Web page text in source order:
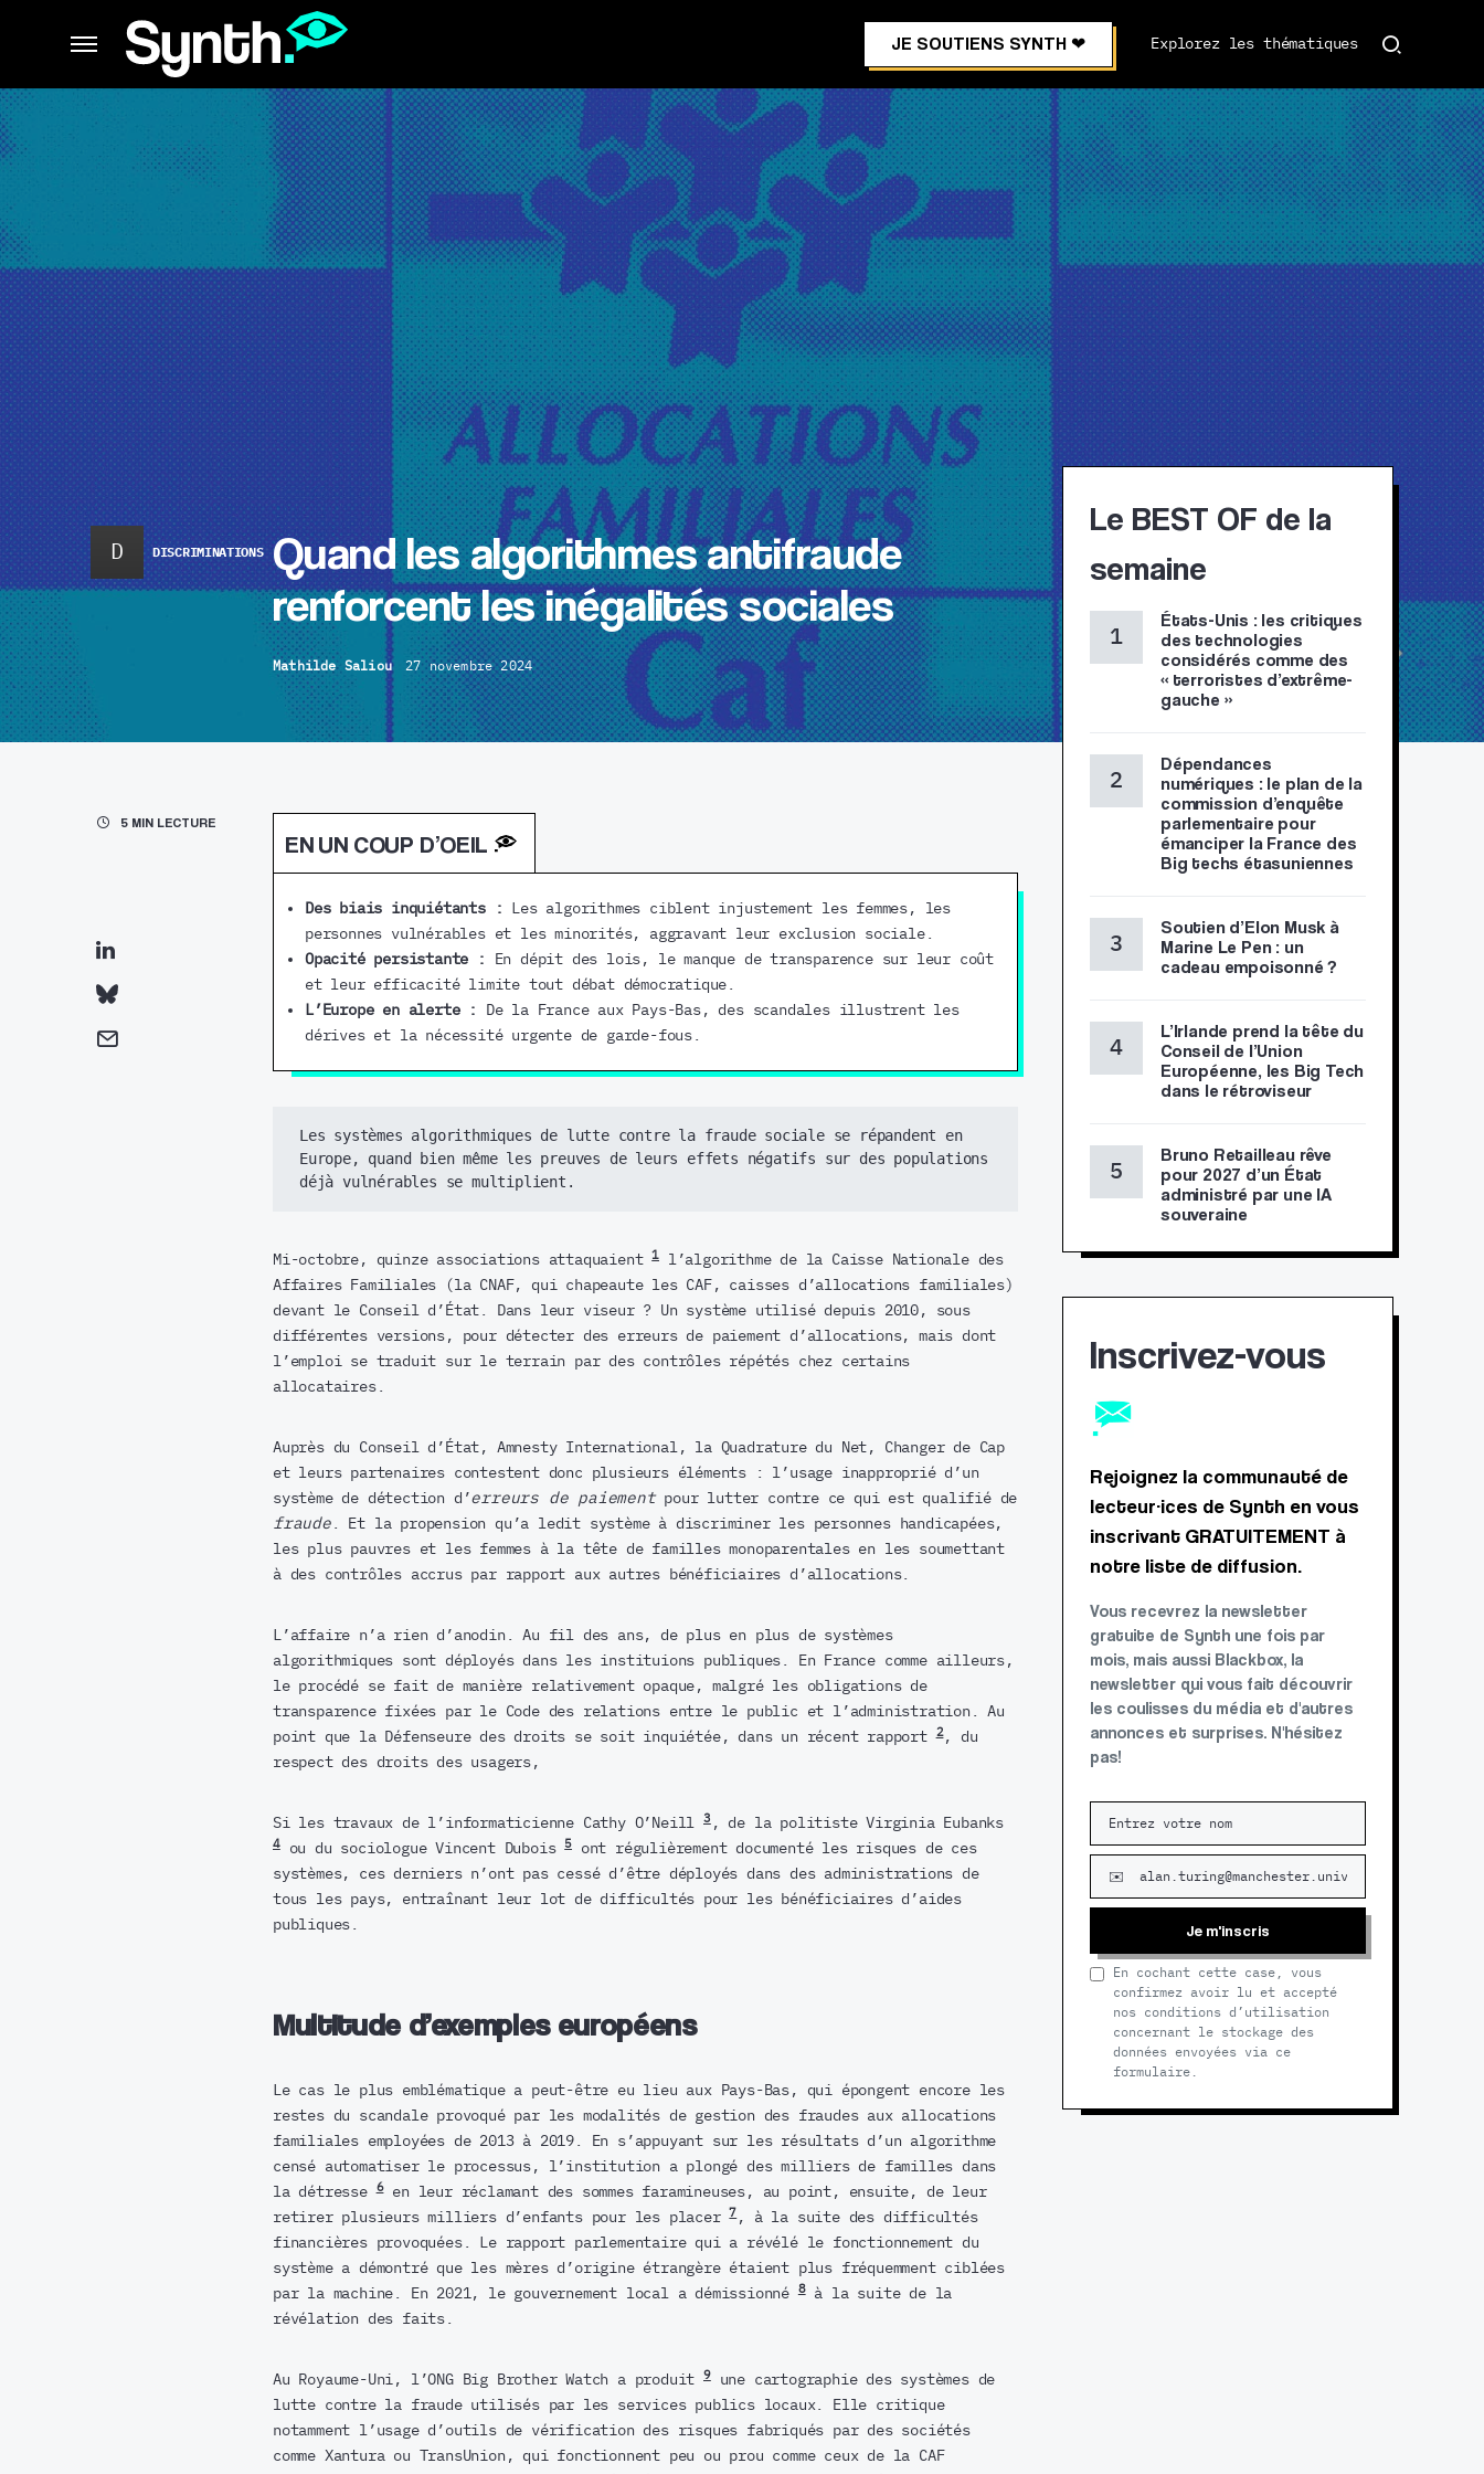
JE SOUTIENS SYNTH ❤︎ Explorez les thématiques
D DISCRIMINATIONS Quand les algorithmes antifraude
renforcent les inégalités sociales
Mathilde Saliou 27 novembre 2024
5 MIN LECTURE
EN UN COUP D’OEIL
Des biais inquiétants :
Les algorithmes ciblent injustement les femmes, les
personnes vulnérables et les minorités, aggravant leur exclusion sociale.
Opacité persistante :
En dépit des lois, le manque de transparence sur leur coût
et leur efficacité limite tout débat démocratique.
L’Europe en alerte :
De la France aux Pays-Bas, des scandales illustrent les
dérives et la nécessité urgente de garde-fous.
Les systèmes algorithmiques de lutte contre la fraude sociale se répandent en
Europe, quand bien même les preuves de leurs effets négatifs sur des populations
déjà vulnérables se multiplient.
Mi-octobre, quinze associations attaquaient1
l’algorithme de la Caisse Nationale des
Affaires Familiales (la CNAF, qui chapeaute les CAF, caisses d’allocations familiales)
devant le Conseil d’État. Dans leur viseur ? Un système utilisé depuis 2010, sous
différentes versions, pour détecter des erreurs de paiement d’allocations, mais dont
l’emploi se traduit sur le terrain par des contrôles répétés chez certains
allocataires.
Auprès du Conseil d’État, Amnesty International, la Quadrature du Net, Changer de Cap
et leurs partenaires contestent donc plusieurs éléments : l’usage inapproprié d’un
système de détection d’erreurs de paiementpour lutter contre ce qui est qualifié de
fraude. Et la propension qu’a ledit système à discriminer les personnes handicapées,
les plus pauvres et les femmes à la tête de familles monoparentales en les soumettant
à des contrôles accrus par rapport aux autres bénéficiaires d’allocations.
L’affaire n’a rien d’anodin. Au fil des ans, de plus en plus de systèmes
algorithmiques sont déployés dans les instituions publiques. En France comme ailleurs,
le procédé se fait de manière relativement opaque, malgré les obligations de
transparence fixées par le Code des relations entre le public et l’administration. Au
point que la Défenseure des droits se soit inquiétée, dans un récent rapport2, du
respect des droits des usagers,
Si les travaux de l’informaticienne Cathy O’Neill 3, de la politiste Virginia Eubanks
4ou du sociologue Vincent Dubois5
ont régulièrement documenté les risques de ces
systèmes, ces derniers n’ont pas cessé d’être déployés dans des administrations de
tous les pays, entraînant leur lot de difficultés pour les bénéficiaires d’aides
publiques.
Multitude d’exemples européens
Le cas le plus emblématique a peut-être eu lieu aux Pays-Bas, qui épongent encore les
restes du scandale provoqué par les modalités de gestion des fraudes aux allocations
familiales employées de 2013 à 2019. En s’appuyant sur les résultats d’un algorithme
censé automatiser le processus, l’institution a plongé des milliers de familles dans
la détresse6en leur réclamant des sommes faramineuses, au point, ensuite, de leur
retirer plusieurs milliers d’enfants pour les placer7, à la suite des difficultés
financières provoquées. Le rapport parlementaire qui a révélé le fonctionnement du
système a démontré que les mères d’origine étrangère étaient plus fréquemment ciblées
par la machine. En 2021, le gouvernement local a démissionné8à la suite de la
révélation des faits.
Au Royaume-Uni, l’ONG Big Brother Watch a produit 9une cartographie des systèmes de
lutte contre la fraude utilisés par les services publics locaux. Elle critique
notamment l’usage d’outils de vérification des risques fabriqués par des sociétés
comme Xantura ou TransUnion, qui fonctionnent peu ou prou comme ceux de la CAF
Le BEST OF de la
semaine
États-Unis : les critiques
des technologies
considérés comme des
« terroristes d’extrême-
gauche »
Dépendances
numériques : le plan de la
commission d’enquête
parlementaire pour
émanciper la France des
Big techs étasuniennes
Soutien d’Elon Musk à
Marine Le Pen : un
cadeau empoisonné ?
L’Irlande prend la tête du
Conseil de l’Union
Européenne, les Big Tech
dans le rétroviseur
Bruno Retailleau rêve
pour 2027 d’un État
administré par une IA
souveraine
Inscrivez-vous
Rejoignez la communauté de
lecteur·ices de Synth en vous
inscrivant GRATUITEMENT à
notre liste de diffusion.
Vous recevrez la newsletter
gratuite de Synth une fois par
mois, mais aussi Blackbox, la
newsletter qui vous fait découvrir
les coulisses du média et d'autres
annonces et surprises. N'hésitez
pas!
Je m'inscris
En cochant cette case, vous
confirmez avoir lu et accepté
nos conditions d’utilisation
concernant le stockage des
données envoyées via ce
formulaire.